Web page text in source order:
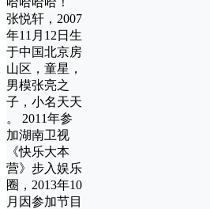
张悦轩，2007
年11月12日生
于中国北京房
山区，童星，
男模张亮之
子，小名天天
。 2011年参
加湖南卫视
《快乐大本
营》步入娱乐
圈，2013年10
月因参加节目